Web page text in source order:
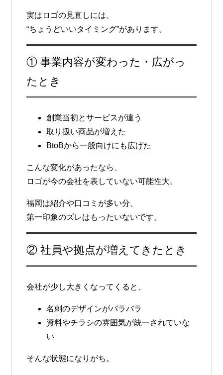
実はロゴの見直しには、
“ちょうどいいタイミング”があります。
① 事業内容が変わった・広がっ
たとき
創業当初とサービスが違う
取り扱い商品が増えた
BtoBから一般向けにも広げた
こんな変化があったなら、
ロゴが今の会社を表していない可能性大。
福岡は紹介や口コミが多い分、
第一印象のズレはもったいないです。
② 社員や拠点が増えてきたとき
会社が少し大きくなってくると、
名刺のデザインがバラバラ
資料やチラシの雰囲気が統一されていな
い
そんな状態になりがち。